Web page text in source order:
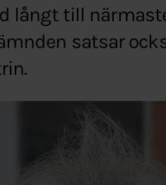
långt till
satsar